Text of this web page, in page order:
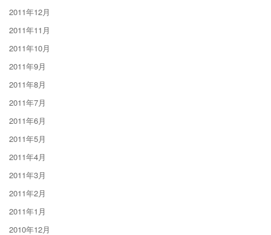
2011年12月
2011年11月
2011年10月
2011年9月
2011年8月
2011年7月
2011年6月
2011年5月
2011年4月
2011年3月
2011年2月
2011年1月
2010年12月